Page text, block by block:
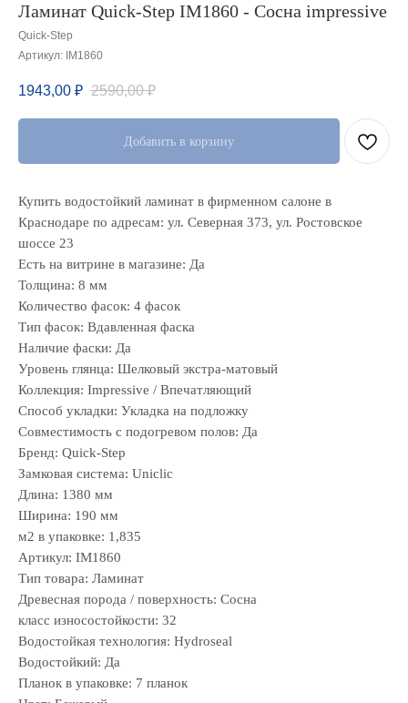
Ламинат Quick-Step IM1860 - Сосна impressive
Quick-Step
Артикул: IM1860
1943,00 ₽ 2590,00 ₽
Добавить в корзину
Купить водостойкий ламинат в фирменном салоне в
Краснодаре по адресам: ул. Северная 373, ул. Ростовское
шоссе 23
Есть на витрине в магазине: Да
Толщина: 8 мм
Количество фасок: 4 фасок
Тип фасок: Вдавленная фаска
Наличие фаски: Да
Уровень глянца: Шелковый экстра-матовый
Коллекция: Impressive / Впечатляющий
Способ укладки: Укладка на подложку
Совместимость с подогревом полов: Да
Бренд: Quick-Step
Замковая система: Uniclic
Длина: 1380 мм
Ширина: 190 мм
м2 в упаковке: 1,835
Артикул: IM1860
Тип товара: Ламинат
Древесная порода / поверхность: Сосна
класс износостойкости: 32
Водостойкая технология: Hydroseal
Водостойкий: Да
Планок в упаковке: 7 планок